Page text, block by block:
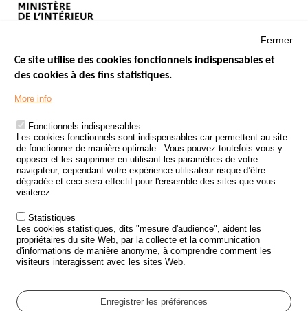
Menu
Footer
LES SITES PUBLICS
ÉTAT DE L’INSÉCURITÉ ROUTIÈRE
TRAITEMENT DES DONNÉES PERSONNELLES DES ACCIDENTS DE
LA ROUTE
ETUDES ET RECHERCHES
APPEL À PROJETS
POLITIQUE DE SÉCURITÉ ROUTIÈRE
Outils
AGENDA
GLOSSAIRE
Fermer
Ce site utilise des cookies fonctionnels indispensables et
des cookies à des fins statistiques.
More info
Fonctionnels indispensables
Les cookies fonctionnels sont indispensables car permettent au site
de fonctionner de manière optimale . Vous pouvez toutefois vous y
opposer et les supprimer en utilisant les paramètres de votre
navigateur, cependant votre expérience utilisateur risque d’être
dégradée et ceci sera effectif pour l'ensemble des sites que vous
visiterez.
Statistiques
Les cookies statistiques, dits "mesure d'audience", aident les
propriétaires du site Web, par la collecte et la communication
d'informations de manière anonyme, à comprendre comment les
visiteurs interagissent avec les sites Web.
Enregistrer les préférences